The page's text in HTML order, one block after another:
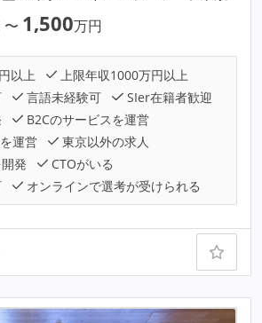
〜 1,500万円
以上
上限年収1000万円以上
言語未経験可
SIer在籍者歓迎
B2Cのサービスを運営
運営
東京以外の求人
発
CTOがいる
オンラインで選考が受けられる